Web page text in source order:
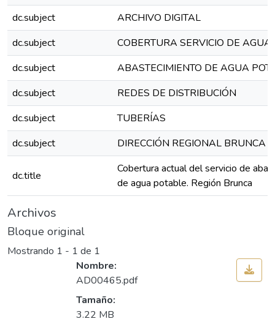
dc.subject
ARCHIVO DIGITAL
dc.subject
COBERTURA SERVICIO DE AGUA
dc.subject
ABASTECIMIENTO DE AGUA
dc.subject
REDES DE DISTRIBUCIÓN
dc.subject
TUBERÍAS
dc.subject
DIRECCIÓN REGIONAL BRUNCA
dc.title
Cobertura actual del servicio de
de agua potable. Región Brunca
Archivos
Bloque original
Mostrando 1 - 1 de 1
Nombre:
AD00465.pdf
Tamaño:
3.22 MB